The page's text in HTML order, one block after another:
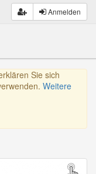
Anmelden
Sie sich
Weitere